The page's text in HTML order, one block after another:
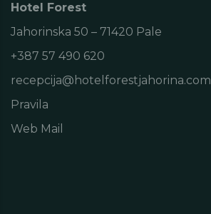
Hotel Forest
Jahorinska 50 – 71420 Pale
+387 57 490 620
recepcija@hotelforestjahorina.com
Pravila
Web Mail